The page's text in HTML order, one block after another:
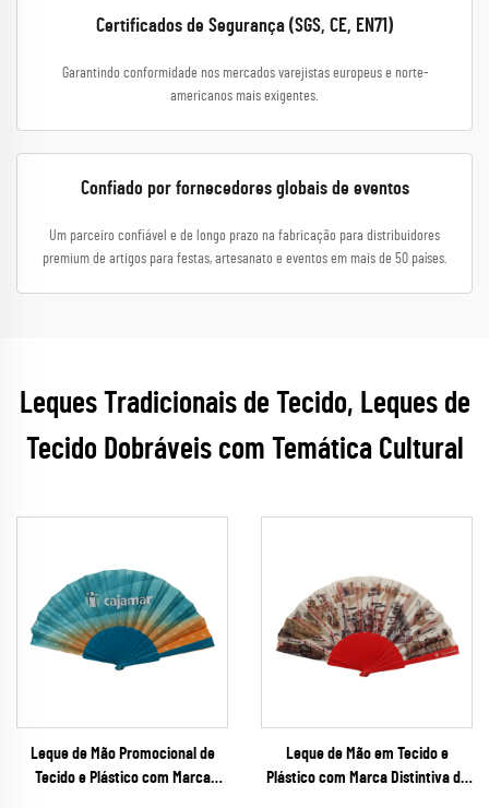
Certificados de Segurança (SGS, CE, EN71)
Garantindo conformidade nos mercados varejistas europeus e norte-
americanos mais exigentes.
Confiado por fornecedores globais de eventos
Um parceiro confiável e de longo prazo na fabricação para distribuidores
premium de artigos para festas, artesanato e eventos em mais de 50 países.
Leques Tradicionais de Tecido, Leques de
Tecido Dobráveis com Temática Cultural
Leque de Mão Promocional de
Tecido e Plástico com Marca
Leque de Mão em Tecido e
Plástico com Marca Distintiva da